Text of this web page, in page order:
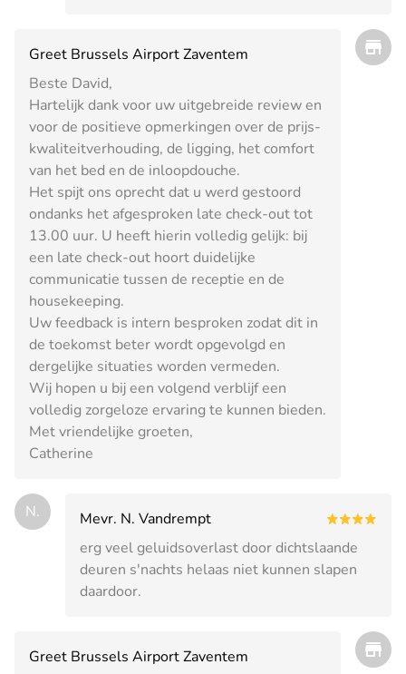
Greet Brussels Airport Zaventem
Beste David,
Hartelijk dank voor uw uitgebreide review en
voor de positieve opmerkingen over de prijs-
kwaliteitverhouding, de ligging, het comfort
van het bed en de inloopdouche.
Het spijt ons oprecht dat u werd gestoord
ondanks het afgesproken late check-out tot
13.00 uur. U heeft hierin volledig gelijk: bij
een late check-out hoort duidelijke
communicatie tussen de receptie en de
housekeeping.
Uw feedback is intern besproken zodat dit in
de toekomst beter wordt opgevolgd en
dergelijke situaties worden vermeden.
Wij hopen u bij een volgend verblijf een
volledig zorgeloze ervaring te kunnen bieden.
Met vriendelijke groeten,
Catherine
N.
Mevr. N. Vandrempt
erg veel geluidsoverlast door dichtslaande
deuren s'nachts helaas niet kunnen slapen
daardoor.
Greet Brussels Airport Zaventem